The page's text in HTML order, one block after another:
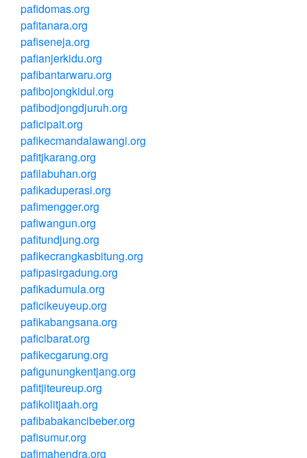
pafidomas.org
pafitanara.org
pafiseneja.org
pafianjerkidu.org
pafibantarwaru.org
pafibojongkidul.org
pafibodjongdjuruh.org
paficipait.org
pafikecmandalawangi.org
pafitjkarang.org
pafilabuhan.org
pafikaduperasi.org
pafimengger.org
pafiwangun.org
pafitundjung.org
pafikecrangkasbitung.org
pafipasirgadung.org
pafikadumula.org
paficikeuyeup.org
pafikabangsana.org
paficibarat.org
pafikecgarung.org
pafigunungkentjang.org
pafitjiteureup.org
pafikolitjaah.org
pafibabakancibeber.org
pafisumur.org
pafimahendra.org